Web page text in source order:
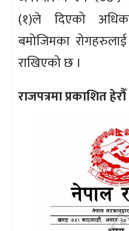
(१)ले दिएको
बमोजिमका
राखिएको छ ।
राजपत्रमा प्रकाशित